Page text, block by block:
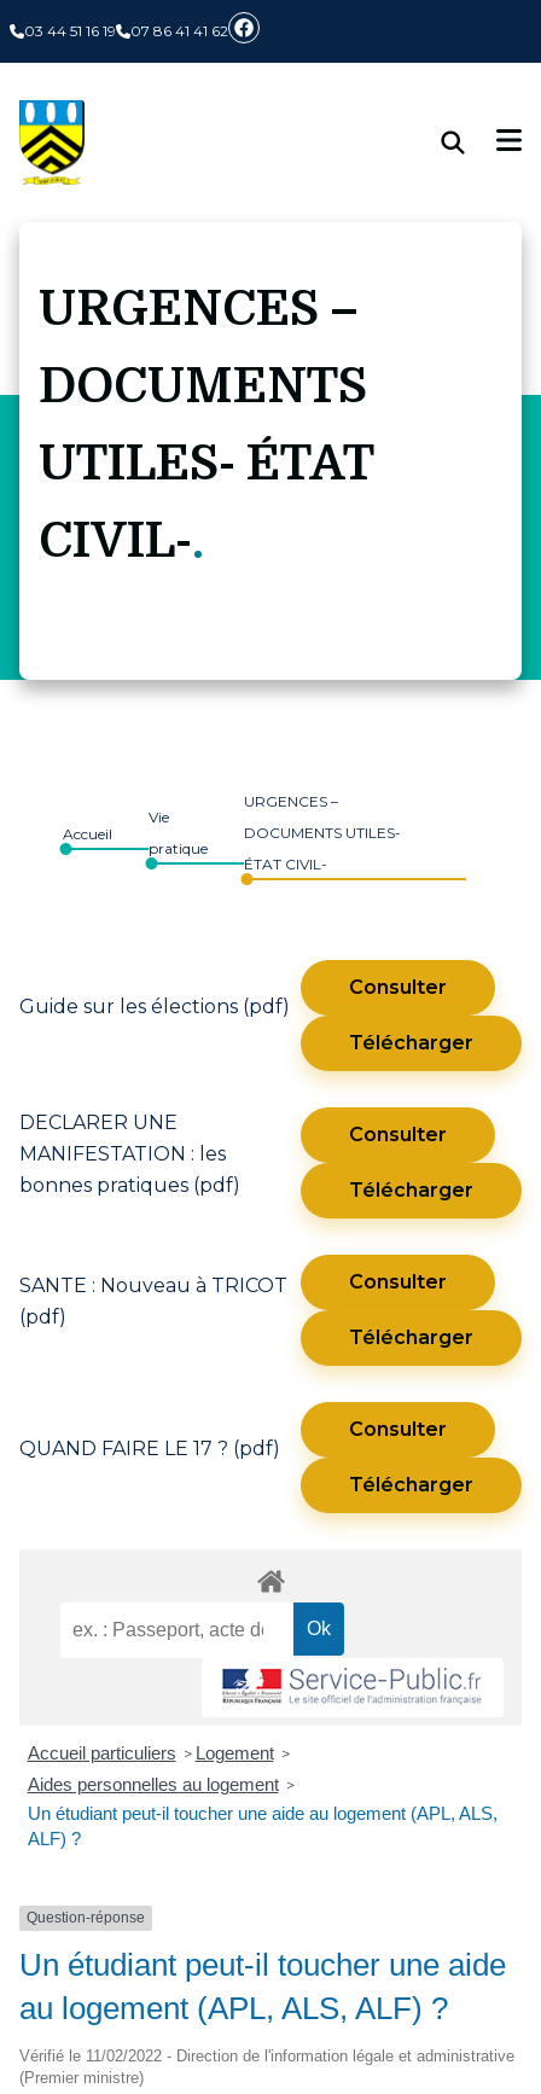
03 44 51 16 19 07 86 41 41 62
URGENCES –
DOCUMENTS
UTILES- ÉTAT
CIVIL-
Accueil
Vie
pratique
URGENCES –
DOCUMENTS UTILES-
ÉTAT CIVIL-
Guide sur les élections (pdf)
Consulter
Télécharger
DECLARER UNE
MANIFESTATION : les
bonnes pratiques (pdf)
Consulter
Télécharger
SANTE : Nouveau à TRICOT
(pdf)
Consulter
Télécharger
QUAND FAIRE LE 17 ? (pdf)
Consulter
Télécharger
Accueil particuliers > Logement >
Aides personnelles au logement >
Un étudiant peut-il toucher une aide au logement (APL, ALS,
ALF) ?
Question-réponse
Un étudiant peut-il toucher une aide
au logement (APL, ALS, ALF) ?
Vérifié le 11/02/2022 - Direction de l'information légale et administrative
(Premier ministre)
Panneau de gestion des cookies